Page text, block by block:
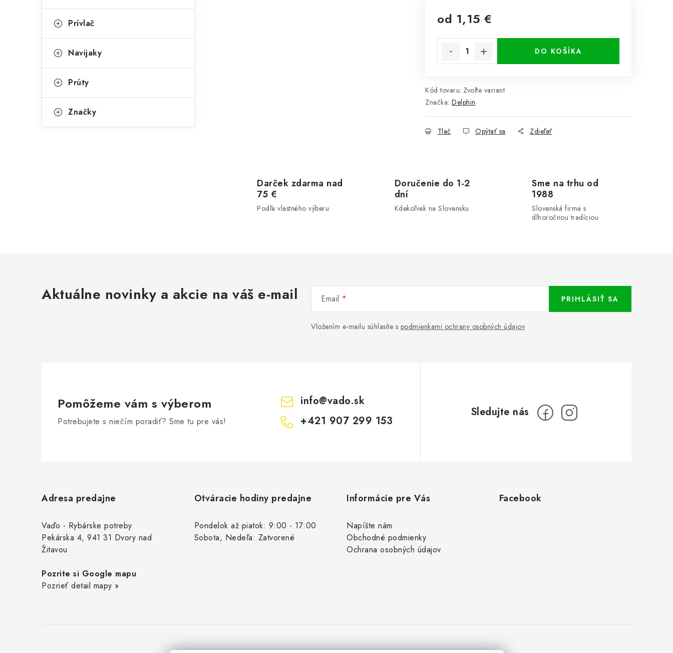
Prívlač
Navijaky
Prúty
Značky
od 1,15 €
DO KOŠÍKA
Kód tovaru: Zvoľte variant
Značka: Delphin
Tlač Opýtať sa Zdieľať
Darček zdarma nad
75 €
Podľa vlastného výberu
Doručenie do 1-2
dní
Kdekoľvek na Slovensku
Sme na trhu od
1988
Slovenská firma s
dlhoročnou tradíciou
Aktuálne novinky a akcie na váš e-mail Email
Vložením e-mailu súhlasíte s podmienkami ochrany osobných údajov
PRIHLÁSIŤ SA
Pomôžeme vám s výberom
Potrebujete s niečím poradiť? Sme tu pre vás!
info@vado.sk
+421 907 299 153
Adresa predajne
Vaďo - Rybárske potreby
Pekárska 4, 941 31 Dvory nad
Žitavou
Pozrite si Google mapu
Pozrieť detail mapy »
Otváracie hodiny predajne
Pondelok až piatok: 9:00 - 17:00
Sobota, Nedeľa: Zatvorené
Informácie pre Vás
Napíšte nám
Obchodné podmienky
Ochrana osobných údajov
Facebook